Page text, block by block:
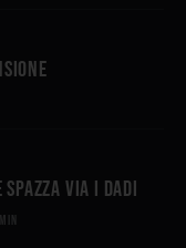
via i dadi